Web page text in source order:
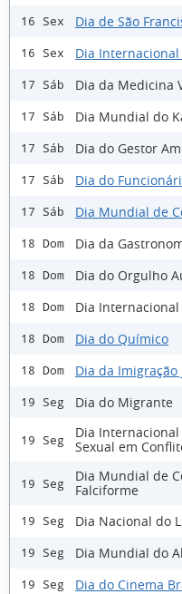
16 Sex Dia de São
16 Sex Dia
17 Sáb Dia da Medicina
17 Sáb Dia Mundial do
17 Sáb Dia do Gestor
17 Sáb Dia do
17 Sáb Dia Mundial de
18 Dom Dia da
18 Dom Dia do Orgulho
18 Dom Dia
18 Dom Dia do Químico
18 Dom Dia da Imigração
19 Seg Dia do Migrante
19 Seg
Dia
Sexual em
19 Seg
Dia Mundial de
Falciforme
19 Seg Dia Nacional do
19 Seg Dia Mundial do
19 Seg Dia do Cinema